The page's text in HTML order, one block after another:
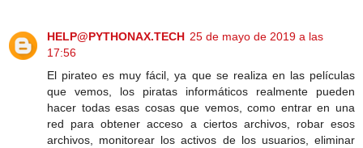
HELP@PYTHONAX.TECH 25 de mayo de 2019 a las
17:56
El pirateo es muy fácil, ya que se realiza en las películas
que vemos, los piratas informáticos realmente pueden
hacer todas esas cosas que vemos, como entrar en una
red para obtener acceso a ciertos archivos, robar esos
archivos, monitorear los activos de los usuarios, eliminar